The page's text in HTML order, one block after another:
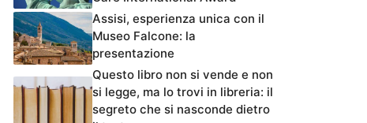
Assisi, esperienza unica con il
Museo Falcone: la
presentazione
Questo libro non si vende e non
si legge, ma lo trovi in libreria: il
segreto che si nasconde dietro